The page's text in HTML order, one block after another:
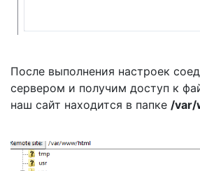
После выполнения настроек
сервером и получим доступ к
наш сайт находится в папке /var/